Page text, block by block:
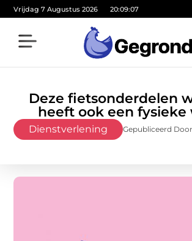
Vrijdag 7 Augustus 2026 20:09:08
Deze fietsonderdelen
heeft ook een fysieke
Dienstverlening Gepubliceerd